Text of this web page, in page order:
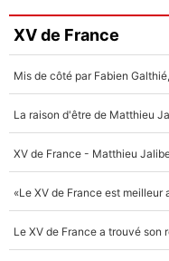
XV de France